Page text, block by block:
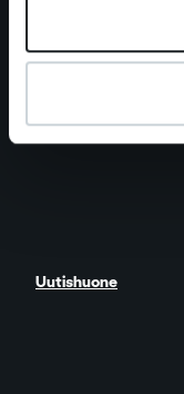
Uutishuone